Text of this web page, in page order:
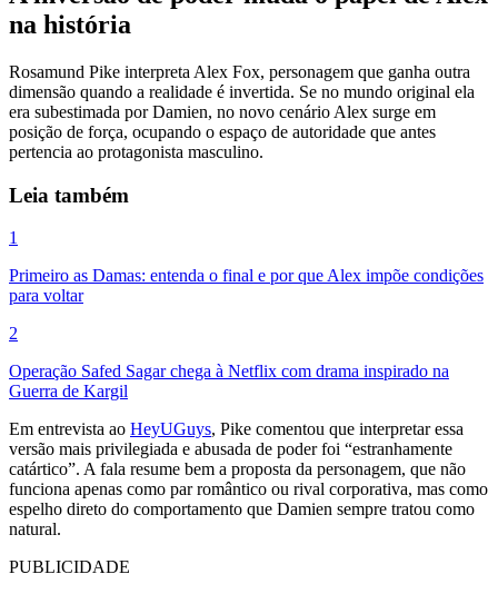
na história
Rosamund Pike interpreta Alex Fox, personagem que ganha outra
dimensão quando a realidade é invertida. Se no mundo original ela
era subestimada por Damien, no novo cenário Alex surge em
posição de força, ocupando o espaço de autoridade que antes
pertencia ao protagonista masculino.
Leia também
1
Primeiro as Damas: entenda o final e por que Alex impõe condições
para voltar
2
Operação Safed Sagar chega à Netflix com drama inspirado na
Guerra de Kargil
Em entrevista ao HeyUGuys, Pike comentou que interpretar essa
versão mais privilegiada e abusada de poder foi “estranhamente
catártico”. A fala resume bem a proposta da personagem, que não
funciona apenas como par romântico ou rival corporativa, mas como
espelho direto do comportamento que Damien sempre tratou como
natural.
PUBLICIDADE